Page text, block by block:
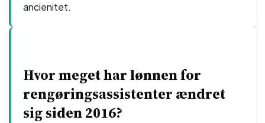
ancienitet.
Hvor meget har lønnen for
rengøringsassistenter ændret
sig siden 2016?